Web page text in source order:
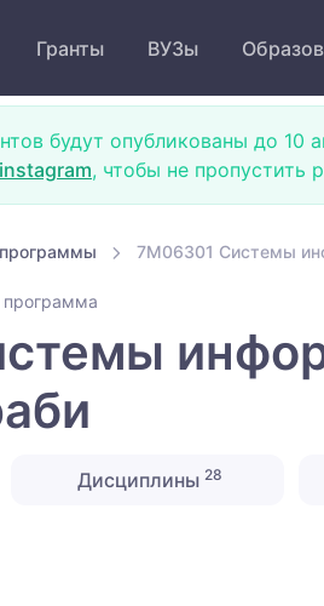
Гранты ВУЗы
будут опубликованы до 10
instagram, чтобы не пропустить
7M06301 Системы
программа
Дисциплины 28